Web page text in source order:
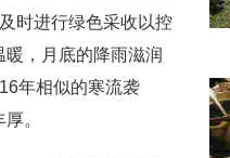
时进行绿色采收以控
，月底的降雨滋润
年相似的寒流袭
。